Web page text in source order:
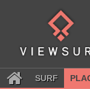
SURF